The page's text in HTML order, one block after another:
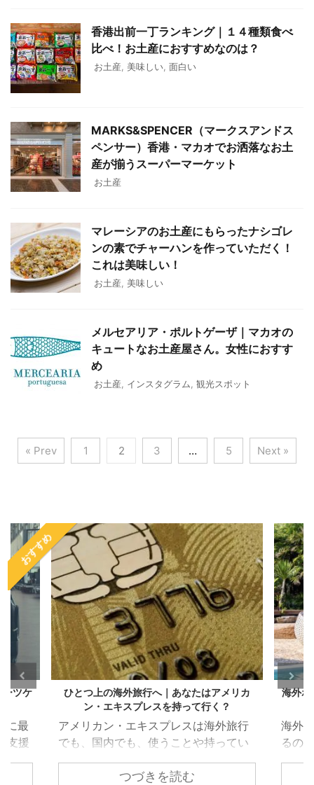
香港出前一丁ランキング｜１４種類食べ
比べ！お土産におすすめなのは？
お土産 美味しい 面白い
MARKS&SPENCER（マークスアンドス
ペンサー）香港・マカオでお洒落なお土
産が揃うスーパーマーケット
お土産
マレーシアのお土産にもらったナシゴレ
ンの素でチャーハンを作っていただく！
これは美味しい！
お土産 美味しい
メルセアリア・ポルトゲーザ｜マカオの
キュートなお土産屋さん。女性におすす
め
お土産 インスタグラム 観光スポット
« Prev 1 2 3 … 5 Next »
おすすめ
ーツケ
に最
支援
もだ
ひとつ上の海外旅行へ｜あなたはアメリカ
ン・エキスプレスを持って行く？
アメリカン・エキスプレスは海外旅行
でも、国内でも、使うことや持ってい
ることにメリットがあるクレジットカ
ード。例えば、アメリカン・エキスプ
つづきを読む
海外ホ
海外
るの
ルの